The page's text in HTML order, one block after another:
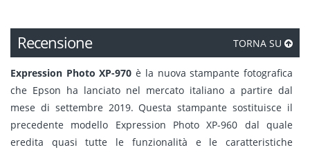
Recensione TORNA SU
Expression Photo XP-970 è la nuova stampante fotografica
che Epson ha lanciato nel mercato italiano a partire dal
mese di settembre 2019. Questa stampante sostituisce il
precedente modello Expression Photo XP-960 dal quale
eredita quasi tutte le funzionalità e le caratteristiche